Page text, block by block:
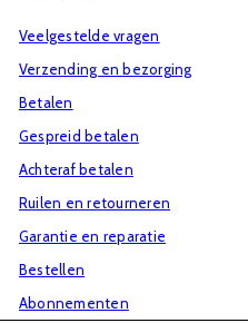
mailinglijst
Veelgestelde vragen
Verzending en bezorging
Betalen
Gespreid betalen
Achteraf betalen
Ruilen en retourneren
Garantie en reparatie
Bestellen
Abonnementen